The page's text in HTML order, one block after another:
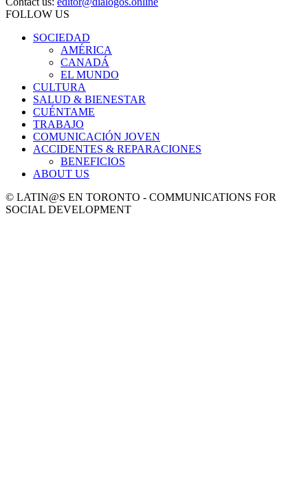
FOLLOW US
SOCIEDAD
AMÉRICA
CANADÁ
EL MUNDO
CULTURA
SALUD & BIENESTAR
CUÉNTAME
TRABAJO
COMUNICACIÓN JOVEN
ACCIDENTES & REPARACIONES
BENEFICIOS
ABOUT US
© LATIN@S EN TORONTO - COMMUNICATIONS FOR
SOCIAL DEVELOPMENT